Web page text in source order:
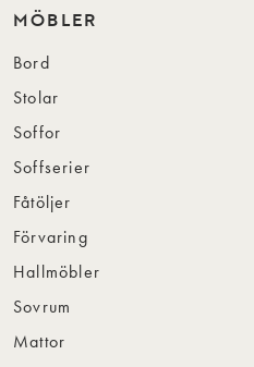
MÖBLER
Bord
Stolar
Soffor
Soffserier
Fåtöljer
Förvaring
Hallmöbler
Sovrum
Mattor